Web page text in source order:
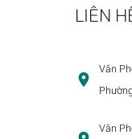
LIÊN
Văn
Văn